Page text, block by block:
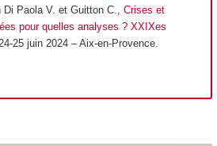
Di Paola V. et Guitton C., Crises et
pour quelles analyses ? XXIXes
24-25 juin 2024 – Aix-en-Provence.